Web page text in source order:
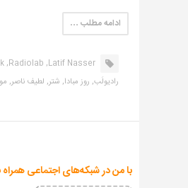
ادامه مطلب …
Latif Nasser,
Radiolab,
رادیولَب, روز مبادا, شتر, لطیف ناصر,
با من در شبکه‌های اجتماعی همراه